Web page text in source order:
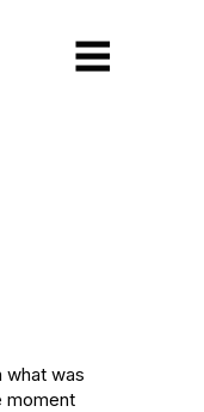
what was
moment